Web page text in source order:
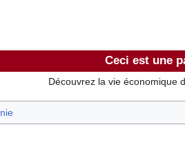
Ceci est une
Découvrez la vie économique